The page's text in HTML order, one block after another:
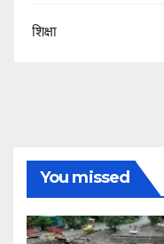
शिक्षा
You missed